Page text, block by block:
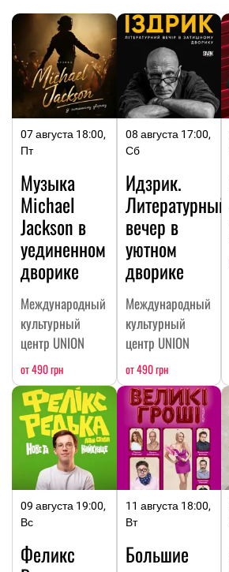
07 августа 18:00,
Пт
Музыка
Michael
Jackson в
уединенном
дворике
Международный
культурный
центр UNION
от 490 грн
08 августа 17:00,
Сб
Идзрик.
Литературный
вечер в
уютном
дворике
Международный
культурный
центр UNION
от 490 грн
09 августа 19:00,
Вс
Феликс
11 августа 18:00,
Вт
Большие